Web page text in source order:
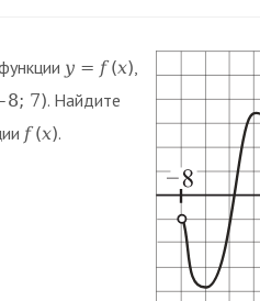
y = f (x)
8; 7). Найдите
f (x).